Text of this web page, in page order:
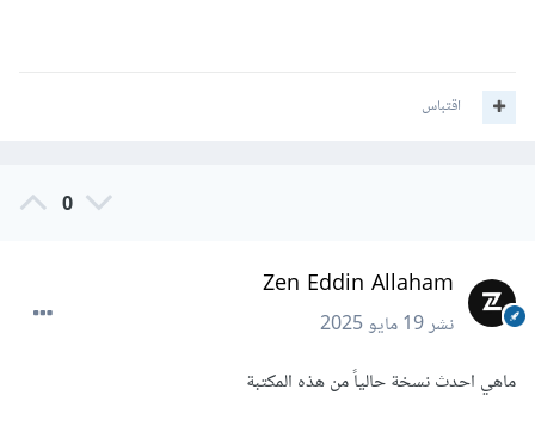
اقتباس
0
Zen Eddin Allaham
نشر19 مايو 2025
ماهي احدث نسخة حالياً من هذه المكتبة